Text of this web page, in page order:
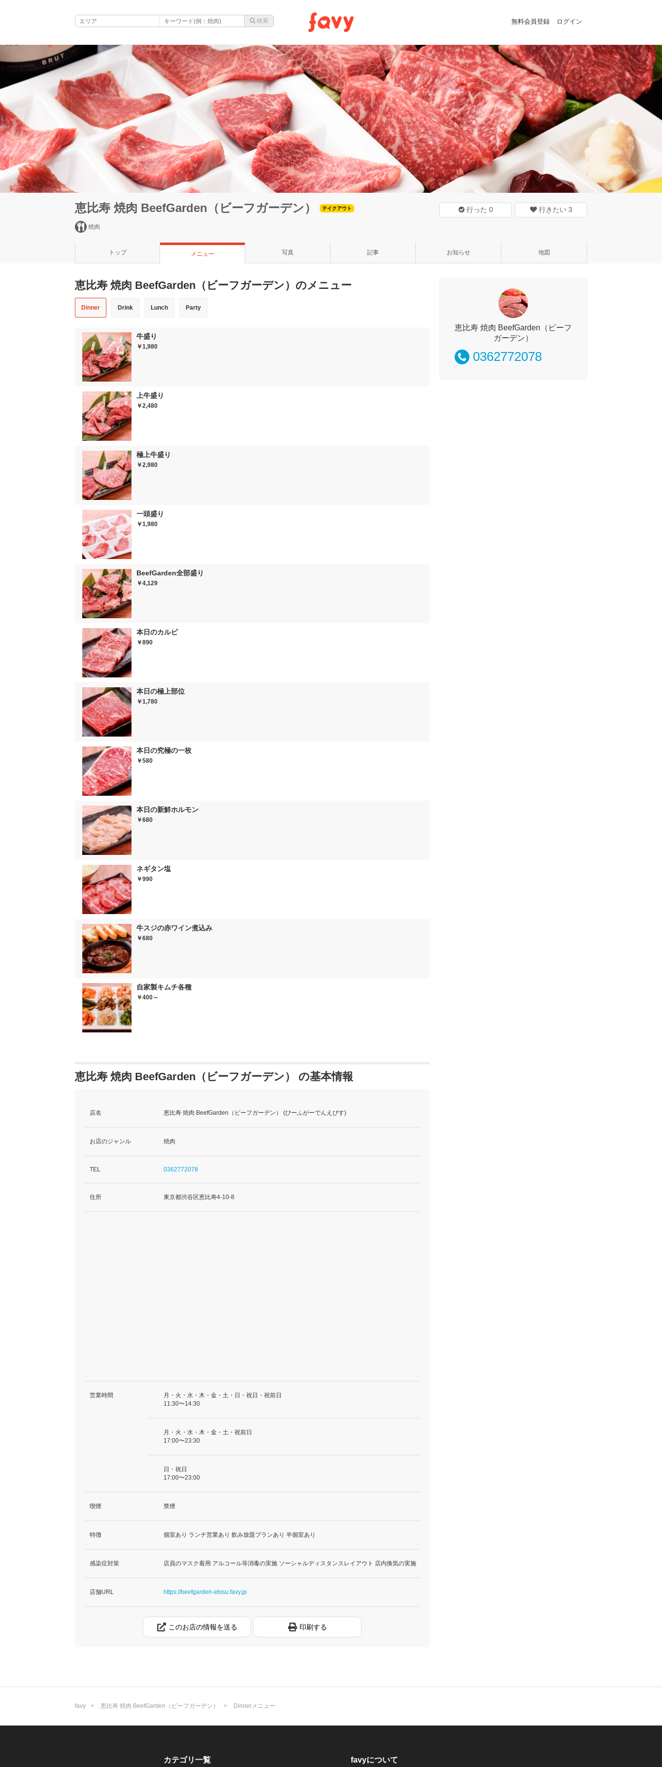
無料会員登録 ログイン
恵比寿 焼肉 BeefGarden（ビーフガーデン） テイクアウト
焼肉
行った 0 行きたい 3
トップ メニュー 写真 記事 お知らせ 地図
恵比寿 焼肉 BeefGarden（ビーフガーデン）のメニュー
Dinner Drink Lunch Party
牛盛り
￥1,980
上牛盛り
￥2,480
極上牛盛り
￥2,980
一頭盛り
￥1,980
BeefGarden全部盛り
￥4,129
本日のカルビ
￥890
本日の極上部位
￥1,780
本日の究極の一枚
￥580
本日の新鮮ホルモン
￥680
ネギタン塩
￥990
牛スジの赤ワイン煮込み
￥680
自家製キムチ各種
￥400～
恵比寿 焼肉 BeefGarden（ビーフガーデン） の基本情報
店名 恵比寿 焼肉 BeefGarden（ビーフガーデン） (びーふがーでんえびす)
お店のジャンル 焼肉
TEL 0362772078
住所 東京都渋谷区恵比寿4-10-8
営業時間
月・火・水・木・金・土・日・祝日・祝前日
11:30〜14:30
月・火・水・木・金・土・祝前日
17:00〜23:30
日・祝日
17:00〜23:00
喫煙 禁煙
特徴 個室あり ランチ営業あり 飲み放題プランあり 半個室あり
感染症対策 店員のマスク着用 アルコール等消毒の実施 ソーシャルディスタンスレイアウト 店内換気の実施
店舗URL https://beefgarden-ebisu.favy.jp
このお店の情報を送る 印刷する
恵比寿 焼肉 BeefGarden（ビーフ
ガーデン）
0362772078
favy 恵比寿 焼肉 BeefGarden（ビーフガーデン） Dinnerメニュー
カテゴリ一覧 favyについて